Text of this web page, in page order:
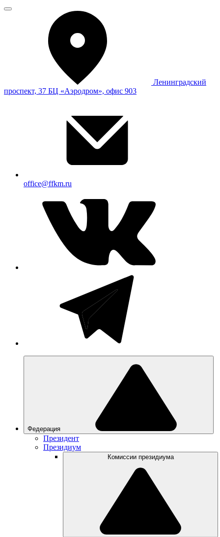
Ленинградский
проспект, 37 БЦ «Аэродром», офис 903
office@ffkm.ru
Федерация
Президент
Президиум
Комиссии президиума